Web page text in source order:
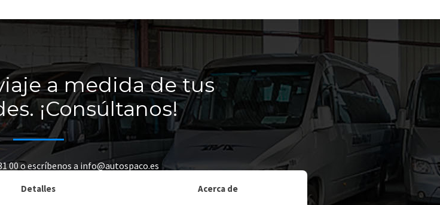
a medida de tus
¡Consúltanos!
00 o escríbenos a info@autospaco.es
Detalles Acerca de